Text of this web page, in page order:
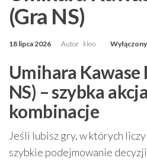
(Gra NS)
18 lipca 2026 Autor kleo Wyłączony
Umihara Kawase
NS) – szybka
kombinacje
Jeśli lubisz gry, w których
szybkie podejmowanie